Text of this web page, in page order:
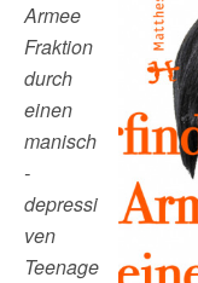
Armee
Fraktion
durch
einen
manisch
-
depressi
ven
Teenage